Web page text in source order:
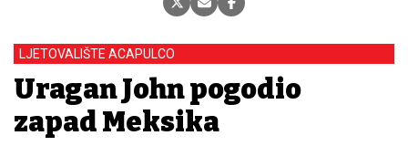
LJETOVALIŠTE ACAPULCO
Uragan John pogodio
zapad Meksika